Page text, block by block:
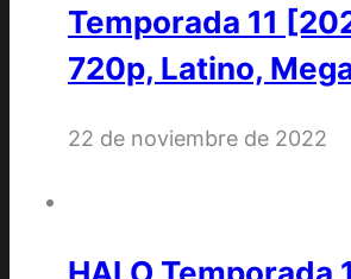
Temporada 11
720p, Latino,
22 de noviembre de 2022